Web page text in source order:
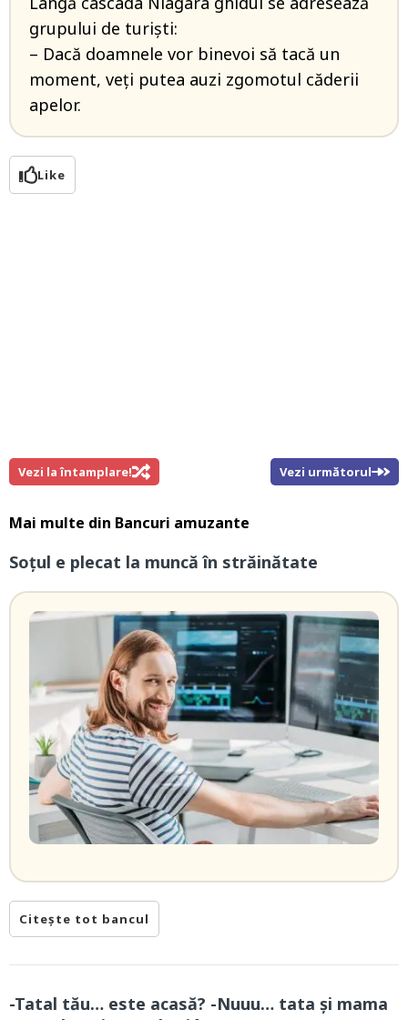
grupului de turiști:
– Dacă doamnele vor binevoi să tacă un
moment, veți putea auzi zgomotul căderii
apelor.
Like
Vezi la întamplare! Vezi următorul
Mai multe din Bancuri amuzante
Soțul e plecat la muncă în străinătate
Citește tot bancul
-Tatal tău… este acasă? -Nuuu… tata și mama